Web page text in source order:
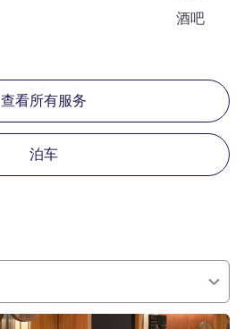
酒吧
查看所有服务
泊车